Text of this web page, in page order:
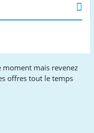
moment mais revenez
offres tout le temps